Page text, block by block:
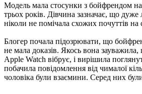
Модель мала стосунки з бойфрендом на
трьох років. Дівчина зазначає, що
ніколи не помічала схожих почуттів на
Блогер почала підозрювати, що
не мала доказів. Якось вона
Apple Watch вібрує, і вирішила
побачила повідомлення від чималої
чоловіка були взаємини. Серед них були